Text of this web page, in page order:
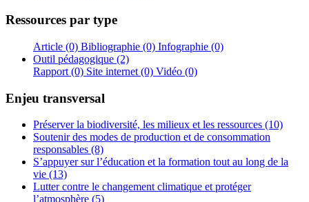
Ressources par type
Article (0) Bibliographie (0) Infographie (0)
Outil pédagogique (2)
Rapport (0) Site internet (0) Vidéo (0)
Enjeu transversal
Préserver la biodiversité, les milieux et les ressources (10)
Soutenir des modes de production et de consommation
responsables (8)
S’appuyer sur l’éducation et la formation tout au long de la
vie (13)
Lutter contre le changement climatique et protéger
l’atmosphère (5)